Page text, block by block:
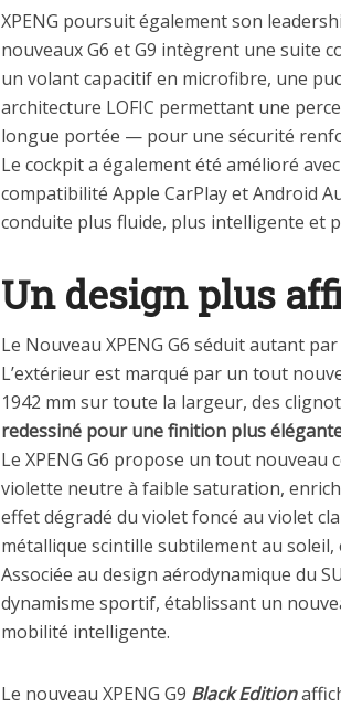
XPENG poursuit également son
nouveaux G6 et G9 intègrent une suite
un volant capacitif en microfibre, une
architecture LOFIC permettant une
longue portée — pour une sécurité
Le cockpit a également été amélioré
compatibilité Apple CarPlay et Android
conduite plus fluide, plus intelligente et
Un design plus
Le Nouveau XPENG G6 séduit autant
L’extérieur est marqué par un tout
1942 mm sur toute la largeur, des
redessiné pour une finition plus
Le XPENG G6 propose un tout nouveau
violette neutre à faible saturation,
effet dégradé du violet foncé au violet
métallique scintille subtilement au
Associée au design aérodynamique du
dynamisme sportif, établissant un
mobilité intelligente.
Le nouveau XPENG G9 Black Edition